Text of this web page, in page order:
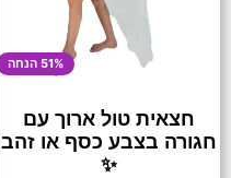
51% הנחה
חצאית טול ארוך עם
חגורה בצבע כסף או זהב
✨